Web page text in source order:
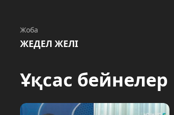
Жоба
ЖЕДЕЛ ЖЕЛІ
Ұқсас бейнелер